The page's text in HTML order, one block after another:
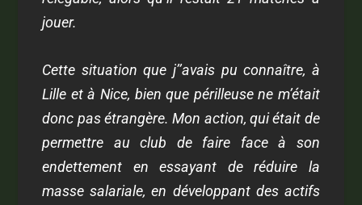
jouer.
Cette situation que j’’avais pu connaître, à
Lille et à Nice, bien que périlleuse ne m’était
donc pas étrangère. Mon action, qui était de
permettre au club de faire face à son
endettement en essayant de réduire la
masse salariale, en développant des actifs